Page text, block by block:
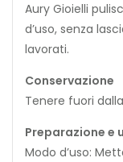
Aury Gioielli
d’uso, senza
lavorati.
Conservazione
Tenere fuori
Preparazione e
Modo d’uso: